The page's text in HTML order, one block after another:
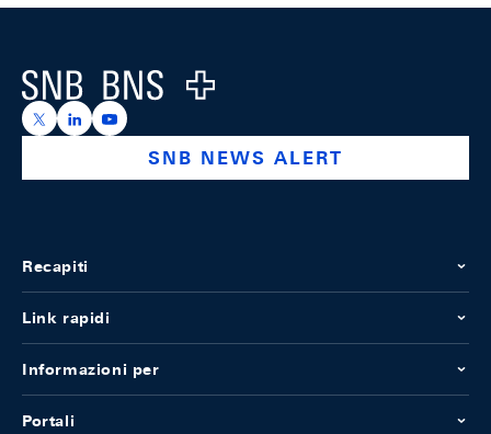
Logo
https://x.com/snb_bns
https://ch.linkedin.com/company/swiss-national-
https://www.youtube.com/@swissnationalbank
SNB NEWS ALERT
Recapiti
Link rapidi
Informazioni per
Portali